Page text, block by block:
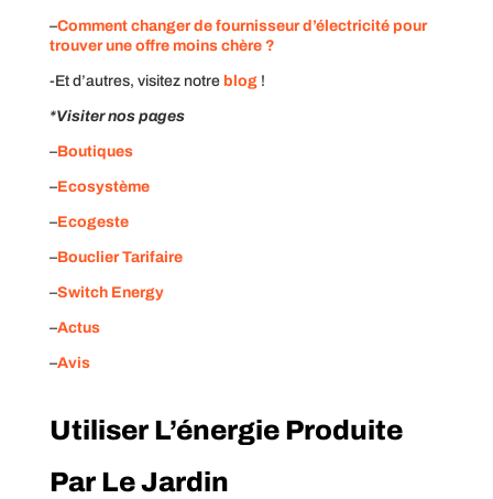
–Comment changer de fournisseur d’électricité pour
trouver une offre moins chère ?
-Et d’autres, visitez notre blog!
*Visiter nos pages
–Boutiques
–Ecosystème
–Ecogeste
–Bouclier Tarifaire
–Switch Energy
–Actus
–Avis
Utiliser L’énergie Produite
Par Le Jardin